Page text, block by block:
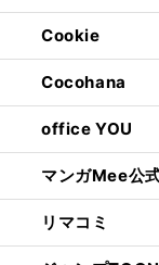
Cookie
Cocohana
office YOU
マンガMee公
リマコミ